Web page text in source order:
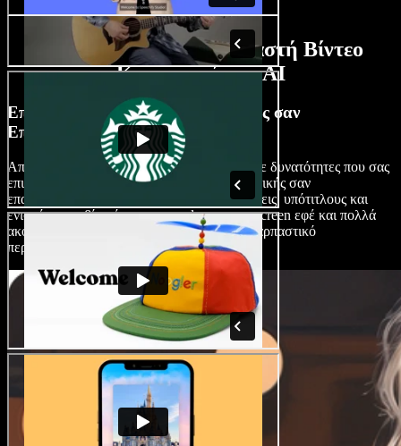
Δυνατότητες Κατασκευαστή Βίντεο
Κηπουρικής με AI
Επεξεργαστείτε Βίντεο Κηπουρικής σαν
Επαγγελματίας
Απελευθερώστε τον εσωτερικό σας editor με δυνατότητες που σας
επιτρέπουν να επεξεργάζεστε βίντεο κηπουρικής σαν
επαγγελματίας. Προσθέστε ομαλές μεταβάσεις, υπότιτλους και
ενισχύστε τα βίντεό σας με overlays, green screen εφέ και πολλά
ακόμη, για να δημιουργήσετε άρτιο και συναρπαστικό
περιεχόμενο.